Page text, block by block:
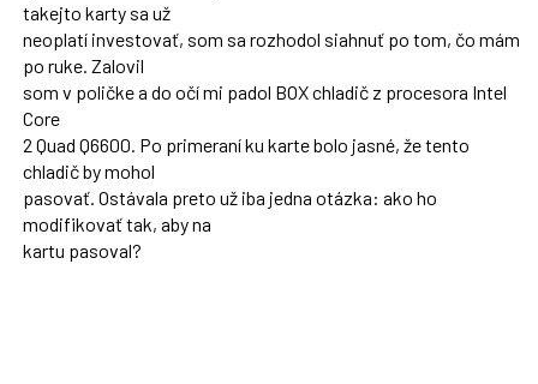
takejto karty sa už
neoplatí investovať, som sa rozhodol siahnuť po tom, čo mám
po ruke. Zalovil
som v poličke a do očí mi padol BOX chladič z procesora Intel
Core
2 Quad Q6600. Po primeraní ku karte bolo jasné, že tento
chladič by mohol
pasovať. Ostávala preto už iba jedna otázka: ako ho
modifikovať tak, aby na
kartu pasoval?